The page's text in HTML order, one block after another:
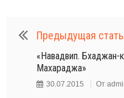
Предыдущая
«Навадвип. Бхаджан-
Махараджа»
30.07.2015 От